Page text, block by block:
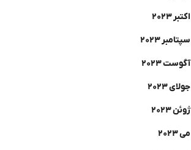
اکتبر ۲۰۲۳
سپتامبر ۲۰۲۳
آگوست ۲۰۲۳
جولای ۲۰۲۳
ژوئن ۲۰۲۳
می ۲۰۲۳